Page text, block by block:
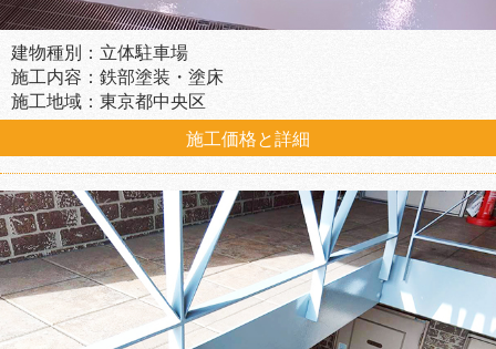
建物種別：立体駐車場
施工内容：鉄部塗装・塗床
施工地域：東京都中央区
施工価格と詳細